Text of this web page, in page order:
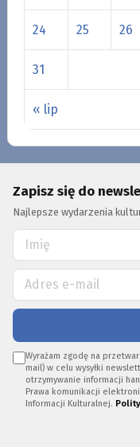
« lip
24 25 26
31
Zapisz się do
Najlepsze wydarzenia
Wyrażam zgodę na
mail) w celu wysyłki
otrzymywanie informacji
Prawa komunikacji
Informacji Kulturalnej.